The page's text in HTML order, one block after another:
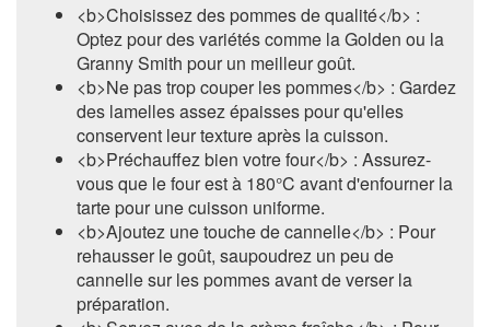
<b>Choisissez des pommes de qualité</b> :
Optez pour des variétés comme la Golden ou la
Granny Smith pour un meilleur goût.
<b>Ne pas trop couper les pommes</b> : Gardez
des lamelles assez épaisses pour qu'elles
conservent leur texture après la cuisson.
<b>Préchauffez bien votre four</b> : Assurez-
vous que le four est à 180°C avant d'enfourner la
tarte pour une cuisson uniforme.
<b>Ajoutez une touche de cannelle</b> : Pour
rehausser le goût, saupoudrez un peu de
cannelle sur les pommes avant de verser la
préparation.